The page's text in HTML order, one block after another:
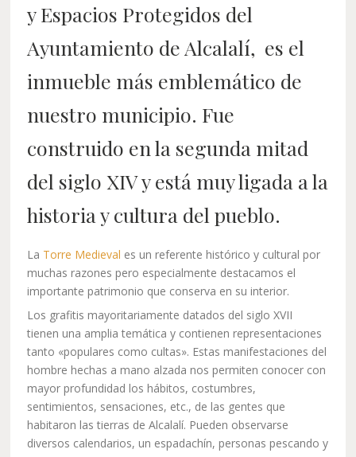
y Espacios Protegidos del
Ayuntamiento de Alcalalí, es el
inmueble más emblemático de
nuestro municipio. Fue
construido en la segunda mitad
del siglo XIV y está muy ligada a la
historia y cultura del pueblo.
La Torre Medieval es un referente histórico y cultural por
muchas razones pero especialmente destacamos el
importante patrimonio que conserva en su interior.
Los grafitis mayoritariamente datados del siglo XVII
tienen una amplia temática y contienen representaciones
tanto «populares como cultas». Estas manifestaciones del
hombre hechas a mano alzada nos permiten conocer con
mayor profundidad los hábitos, costumbres,
sentimientos, sensaciones, etc., de las gentes que
habitaron las tierras de Alcalalí. Pueden observarse
diversos calendarios, un espadachín, personas pescando y